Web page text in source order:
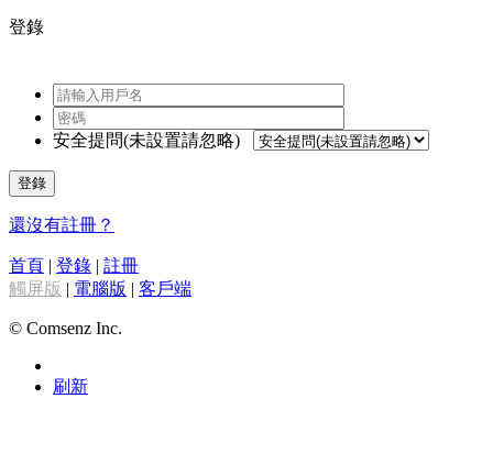
登錄
安全提問(未設置請忽略)
登錄
還沒有註冊？
首頁 | 登錄 | 註冊
觸屏版 | 電腦版 | 客戶端
© Comsenz Inc.
刷新